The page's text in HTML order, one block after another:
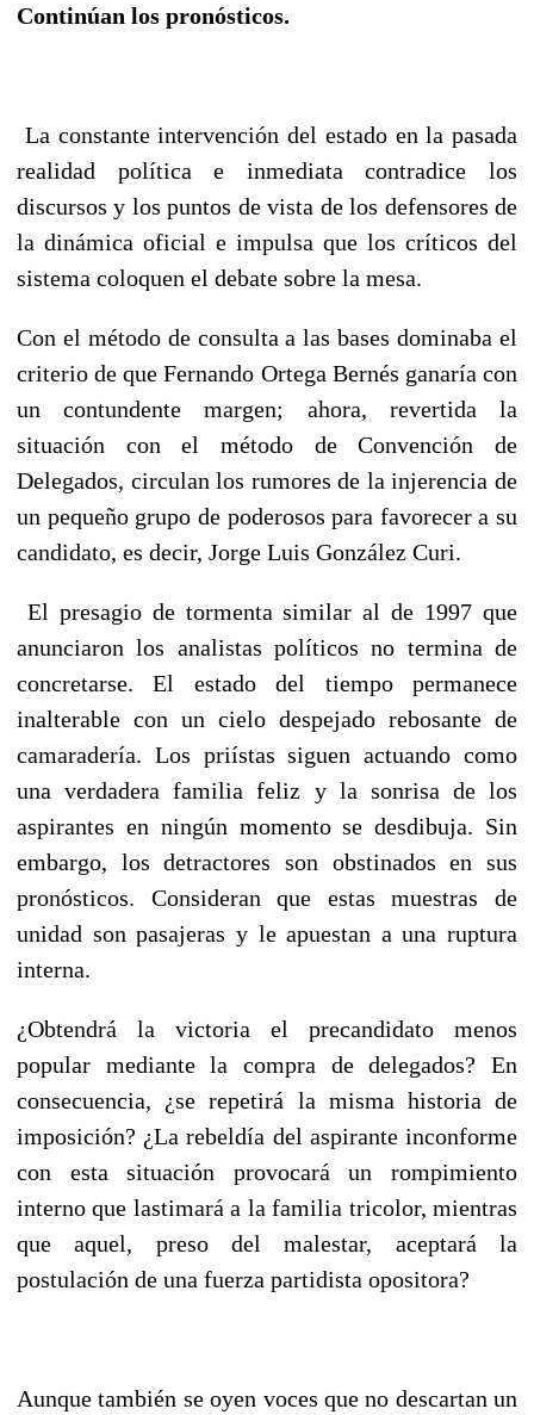
Continúan los pronósticos.
La constante intervención del estado en la pasada
realidad política e inmediata contradice los
discursos y los puntos de vista de los defensores de
la dinámica oficial e impulsa que los críticos del
sistema coloquen el debate sobre la mesa.
Con el método de consulta a las bases dominaba el
criterio de que Fernando Ortega Bernés ganaría con
un contundente margen; ahora, revertida la
situación con el método de Convención de
Delegados, circulan los rumores de la injerencia de
un pequeño grupo de poderosos para favorecer a su
candidato, es decir, Jorge Luis González Curi.
El presagio de tormenta similar al de 1997 que
anunciaron los analistas políticos no termina de
concretarse. El estado del tiempo permanece
inalterable con un cielo despejado rebosante de
camaradería. Los priístas siguen actuando como
una verdadera familia feliz y la sonrisa de los
aspirantes en ningún momento se desdibuja. Sin
embargo, los detractores son obstinados en sus
pronósticos. Consideran que estas muestras de
unidad son pasajeras y le apuestan a una ruptura
interna.
¿Obtendrá la victoria el precandidato menos
popular mediante la compra de delegados? En
consecuencia, ¿se repetirá la misma historia de
imposición? ¿La rebeldía del aspirante inconforme
con esta situación provocará un rompimiento
interno que lastimará a la familia tricolor, mientras
que aquel, preso del malestar, aceptará la
postulación de una fuerza partidista opositora?
Aunque también se oyen voces que no descartan un